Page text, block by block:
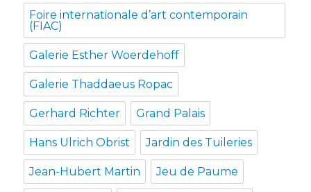
Foire internationale d’art contemporain
(FIAC)
Galerie Esther Woerdehoff
Galerie Thaddaeus Ropac
Gerhard Richter Grand Palais
Hans Ulrich Obrist Jardin des Tuileries
Jean-Hubert Martin Jeu de Paume